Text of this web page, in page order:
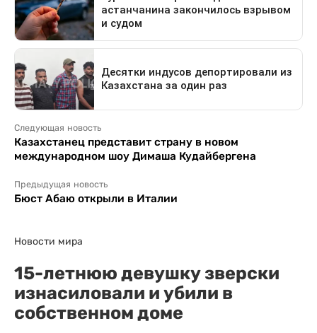
Следующая новость
Казахстанец представит страну в новом
международном шоу Димаша Кудайбергена
Предыдущая новость
Бюст Абаю открыли в Италии
Новости мира
15-летнюю девушку зверски
изнасиловали и убили в
собственном доме